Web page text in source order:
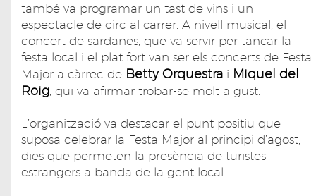
també va programar un tast de vins i un
espectacle de circ al carrer. A nivell musical, el
concert de sardanes, que va servir per tancar la
festa local i el plat fort van ser els concerts de Festa
Major a càrrec de Betty Orquestra i Miquel del
Roig , qui va afirmar trobar-se molt a gust.
L’organització va destacar el punt positiu que
suposa celebrar la Festa Major al principi d’agost,
dies que permeten la presència de turistes
estrangers a banda de la gent local.